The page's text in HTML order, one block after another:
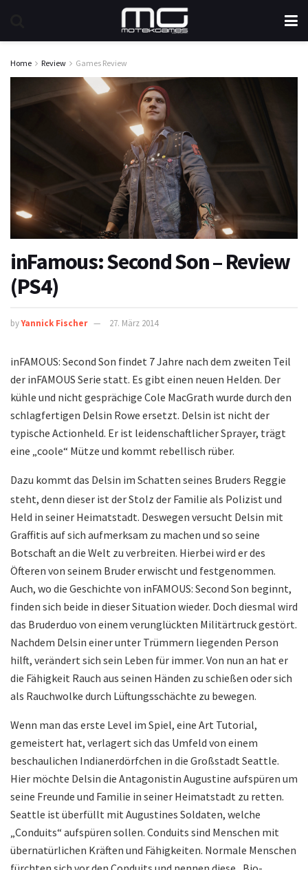
Home Review Games Review
inFamous: Second Son – Review
(PS4)
byYannick Fischer 27. März 2014
inFAMOUS: Second Son findet 7 Jahre nach dem zweiten Teil
der inFAMOUS Serie statt. Es gibt einen neuen Helden. Der
kühle und nicht gesprächige Cole MacGrath wurde durch den
schlagfertigen Delsin Rowe ersetzt. Delsin ist nicht der
typische Actionheld. Er ist leidenschaftlicher Sprayer, trägt
eine „coole“ Mütze und kommt rebellisch rüber.
Dazu kommt das Delsin im Schatten seines Bruders Reggie
steht, denn dieser ist der Stolz der Familie als Polizist und
Held in seiner Heimatstadt. Deswegen versucht Delsin mit
Graffitis auf sich aufmerksam zu machen und so seine
Botschaft an die Welt zu verbreiten. Hierbei wird er des
Öfteren von seinem Bruder erwischt und festgenommen.
Auch, wo die Geschichte von inFAMOUS: Second Son beginnt,
finden sich beide in dieser Situation wieder. Doch diesmal wird
das Bruderduo von einem verunglückten Militärtruck gestört.
Nachdem Delsin einer unter Trümmern liegenden Person
hilft, verändert sich sein Leben für immer. Von nun an hat er
die Fähigkeit Rauch aus seinen Händen zu schießen oder sich
als Rauchwolke durch Lüftungsschächte zu bewegen.
Wenn man das erste Level im Spiel, eine Art Tutorial,
gemeistert hat, verlagert sich das Umfeld von einem
beschaulichen Indianerdörfchen in die Großstadt Seattle.
Hier möchte Delsin die Antagonistin Augustine aufspüren um
seine Freunde und Familie in seiner Heimatstadt zu retten.
Seattle ist überfüllt mit Augustines Soldaten, welche
„Conduits“ aufspüren sollen. Conduits sind Menschen mit
übernatürlichen Kräften und Fähigkeiten. Normale Menschen